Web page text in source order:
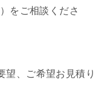
をご相談くださ
望、ご希望お見積り